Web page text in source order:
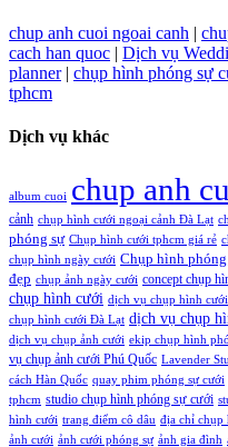
chup anh cuoi ngoai canh |
cach han quoc | Dịch vụ
planner| chụp hình phóng sự
tphcm
Dịch vụ khác
album cuoi chup anh
cảnh chụp hình cưới ngoại cảnh Đà Lạt
phóng sự Chụp hình cưới tphcm giá rẻ
chụp hình ngày cưới Chụp hình
đẹp chụp ảnh ngày cưới concept chụp
chụp hình cưới dịch vụ chụp hình
chụp hình cưới Đà Lạt dịch vụ chụp
dịch vụ chụp ảnh cưới ekip chụp hình
vụ chụp ảnh cưới Phú Quốc Lavender
cách Hàn Quốc quay phim phóng sự cưới
tphcm studio chụp hình phóng sự cưới
hình cưới trang điểm cô dâu địa chỉ chụp
ảnh cưới ảnh cưới phóng sự ảnh gia đình